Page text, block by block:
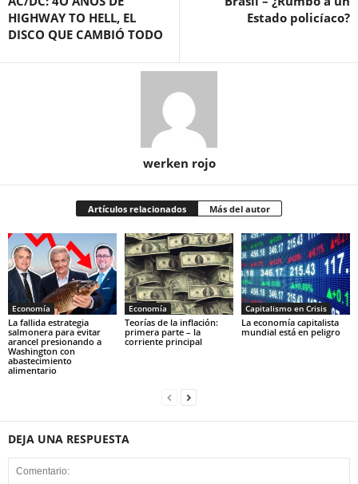
HIGHWAY TO HELL, EL
DISCO QUE CAMBIÓ TODO
Estado policíaco?
werken rojo
Artículos relacionados Más del autor
Economía
La fallida estrategia
salmonera para evitar
arancel presionando a
Washington con
abastecimiento
alimentario
Economía
Teorías de la inflación:
primera parte – la
corriente principal
Capitalismo en Crisis
La economía capitalista
mundial está en peligro
DEJA UNA RESPUESTA